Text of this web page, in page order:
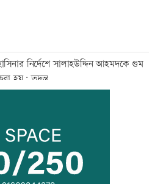
নির্দেশে সালাহউদ্দিন আহমদকে গুম
হয়: তদন্ত
নেতৃত্বেই প্রযুক্তিনির্ভর উন্নয়ন হবে: